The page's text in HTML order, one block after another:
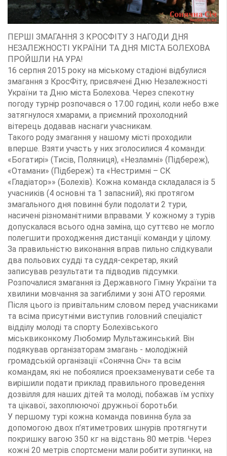
ПЕРШІ ЗМАГАННЯ З КРОСФІТУ З НАГОДИ ДНЯ
НЕЗАЛЕЖНОСТІ УКРАЇНИ ТА ДНЯ МІСТА БОЛЕХОВА
ПРОЙШЛИ НА УРА!
16 серпня 2015 року на міському стадіоні відбулися
змагання з КросФіту, присвячені Дню Незалежності
України та Дню міста Болехова. Через спекотну
погоду турнір розпочався о 17.00 годині, коли небо вже
затягнулося хмарами, а приємний прохолодний
вітерець додавав наснаги учасникам.
Такого роду змагання у нашому місті проходили
вперше. Взяти участь у них зголосилися 4 команди:
«Богатирі» (Тисів, Поляниця), «Незламні» (Підбереж),
«Отамани» (Підбереж) та «Нестримні – СК
«Гладіатор»» (Болехів). Кожна команда складалася із 5
учасників (4 основні та 1 запасний), які протягом
змагального дня повинні були подолати 2 тури,
насичені різноманітними вправами. У кожному з турів
допускалася всього одна заміна, що суттєво не могло
полегшити проходження дистанції команди у цілому.
За правильністю виконання вправ пильно слідкували
два польових судді та суддя-секретар, який
записував результати та підводив підсумки.
Розпочалися змагання із Державного Гімну України та
хвилини мовчання за загиблими у зоні АТО героями.
Після цього із привітальним словом перед учасниками
та всіма присутніми виступив головний спеціаліст
відділу молоді та спорту Болехівського
міськвиконкому Любомир Мультажинський. Він
подякував організаторам змагань - молодіжній
громадській організації «Сонячна Січ» та всім
командам, які не побоялися проекзаменувати себе та
вирішили подати приклад правильного проведення
дозвілля для наших дітей та молоді, побажав їм успіху
та цікавої, захоплюючої дружньої боротьби.
У першому турі кожна команда повинна була за
допомогою двох п’ятиметрових шнурів протягнути
покришку вагою 350 кг на відстань 80 метрів. Через
кожні 20 метрів спортсмени мали робити зупинки, на